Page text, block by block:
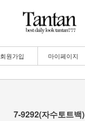
회원가입 마이페이지
7-9292(자수토트백)